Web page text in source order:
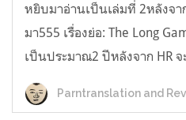
หยิบมาอ่านเป็นเล่มที่ 2หลังจา
มา555 เรื่องย่อ: The Long
เป็นประมาณ2 ปีหลังจาก HR จ
Parntranslation and